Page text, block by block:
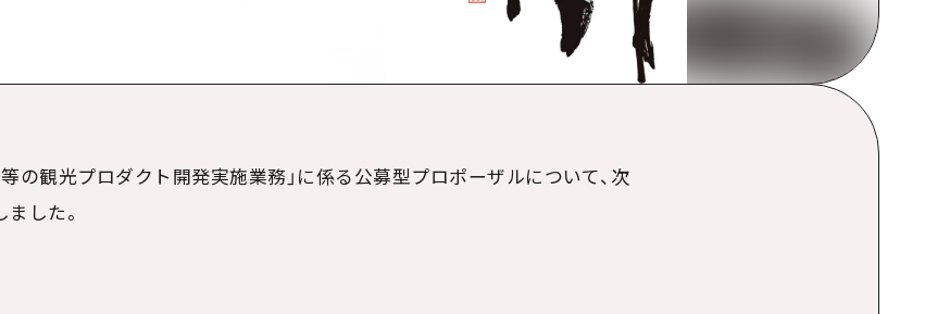
の観光プロダクト開発実施業務」に係る公募型プロポーザルについて、次
した。